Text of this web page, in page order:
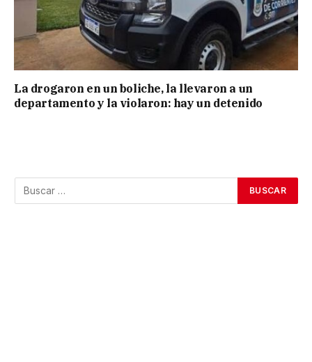
La drogaron en un boliche, la llevaron a un
departamento y la violaron: hay un detenido